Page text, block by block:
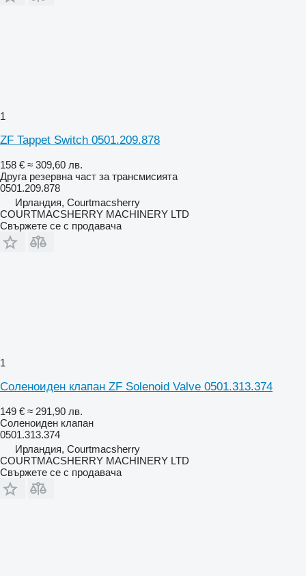
1
ZF Tappet Switch 0501.209.878
158 € ≈ 309,60 лв.
Друга резервна част за трансмисията
0501.209.878
Ирландия, Courtmacsherry
COURTMACSHERRY MACHINERY LTD
Свържете се с продавача
1
Соленоиден клапан ZF Solenoid Valve 0501.313.374
149 € ≈ 291,90 лв.
Соленоиден клапан
0501.313.374
Ирландия, Courtmacsherry
COURTMACSHERRY MACHINERY LTD
Свържете се с продавача